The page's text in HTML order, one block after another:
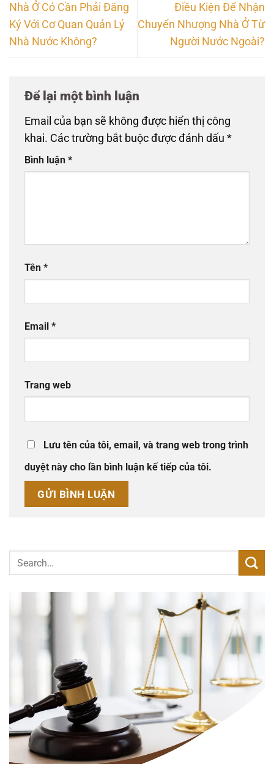
Nhà Ở Có Cần Phải Đăng
Ký Với Cơ Quan Quản Lý
Nhà Nước Không?
Điều Kiện Để Nhận
Chuyển Nhượng Nhà Ở Từ
Người Nước Ngoài?
Để lại một bình luận
Email của bạn sẽ không được hiển thị công
khai. Các trường bắt buộc được đánh dấu *
Bình luận *
Tên *
Email *
Trang web
Lưu tên của tôi, email, và trang web trong trình
duyệt này cho lần bình luận kế tiếp của tôi.